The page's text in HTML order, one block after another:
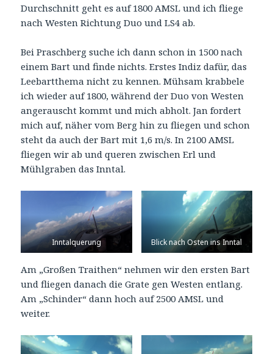
Durchschnitt geht es auf 1800 AMSL und ich fliege
nach Westen Richtung Duo und LS4 ab.
Bei Praschberg suche ich dann schon in 1500 nach
einem Bart und finde nichts. Erstes Indiz dafür, das
Leebartthema nicht zu kennen. Mühsam krabbele
ich wieder auf 1800, während der Duo von Westen
angerauscht kommt und mich abholt. Jan fordert
mich auf, näher vom Berg hin zu fliegen und schon
steht da auch der Bart mit 1,6 m/s. In 2100 AMSL
fliegen wir ab und queren zwischen Erl und
Mühlgraben das Inntal.
Inntalquerung Blick nach Osten ins Inntal
Am „Großen Traithen“ nehmen wir den ersten Bart
und fliegen danach die Grate gen Westen entlang.
Am „Schinder“ dann hoch auf 2500 AMSL und
weiter.